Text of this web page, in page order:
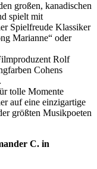
großen, kanadischen
spielt mit
Spielfreude Klassiker
Marianne“ oder
Rolf
Cohens
tolle Momente
auf eine einzigartige
größten Musikpoeten
C. in